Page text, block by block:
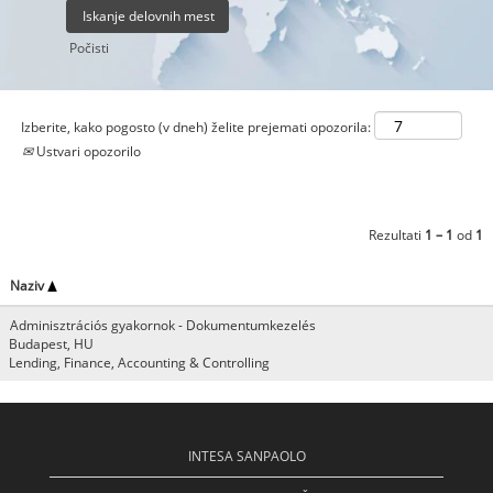
Počisti
Izberite, kako pogosto (v dneh) želite prejemati opozorila:
Ustvari opozorilo
Rezultati 1 – 1 od 1
Naziv
Adminisztrációs gyakornok - Dokumentumkezelés
Budapest, HU
Lending, Finance, Accounting & Controlling
INTESA SANPAOLO